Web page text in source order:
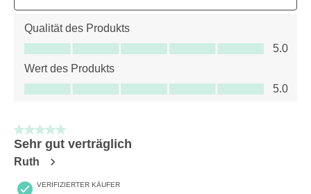
Qualität des Produkts
Qualität des Produkts, 5.0 von 5
5.0
Wert des Produkts
Wert des Produkts, 5.0 von 5
5.0
5 von 5 Sternen.
Sehr gut verträglich
Ruth
VERIFIZIERTER KÄUFER